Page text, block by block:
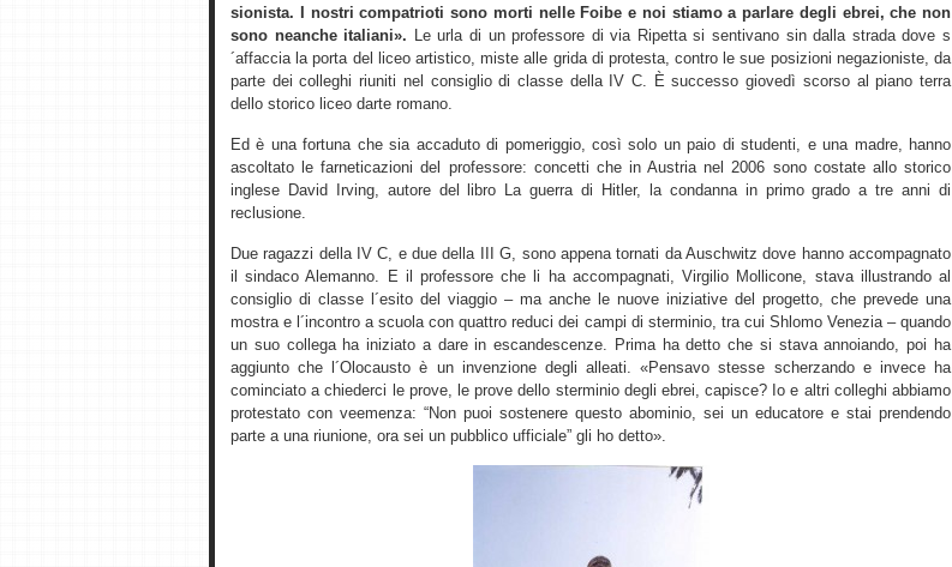
sionista. I nostri compatrioti sono morti nelle Foibe e noi stiamo a parlare degli ebrei, che non
sono neanche italiani». Le urla di un professore di via Ripetta si sentivano sin dalla strada dove s
´affaccia la porta del liceo artistico, miste alle grida di protesta, contro le sue posizioni negazioniste, da
parte dei colleghi riuniti nel consiglio di classe della IV C. È successo giovedì scorso al piano terra
dello storico liceo darte romano.
Ed è una fortuna che sia accaduto di pomeriggio, così solo un paio di studenti, e una madre, hanno
ascoltato le farneticazioni del professore: concetti che in Austria nel 2006 sono costate allo storico
inglese David Irving, autore del libro La guerra di Hitler, la condanna in primo grado a tre anni di
reclusione.
Due ragazzi della IV C, e due della III G, sono appena tornati da Auschwitz dove hanno accompagnato
il sindaco Alemanno. E il professore che li ha accompagnati, Virgilio Mollicone, stava illustrando al
consiglio di classe l´esito del viaggio – ma anche le nuove iniziative del progetto, che prevede una
mostra e l´incontro a scuola con quattro reduci dei campi di sterminio, tra cui Shlomo Venezia – quando
un suo collega ha iniziato a dare in escandescenze. Prima ha detto che si stava annoiando, poi ha
aggiunto che l´Olocausto è un invenzione degli alleati. «Pensavo stesse scherzando e invece ha
cominciato a chiederci le prove, le prove dello sterminio degli ebrei, capisce? Io e altri colleghi abbiamo
protestato con veemenza: “Non puoi sostenere questo abominio, sei un educatore e stai prendendo
parte a una riunione, ora sei un pubblico ufficiale” gli ho detto».